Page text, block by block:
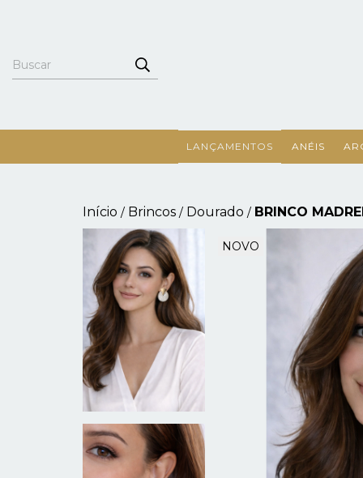
LANÇAMENTOS ANÉIS
Início / Brincos / Dourado / BRINCO
NOVO